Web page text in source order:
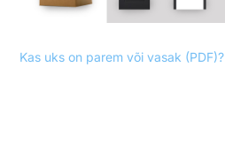
Kas uks on parem või vasak (PDF)?